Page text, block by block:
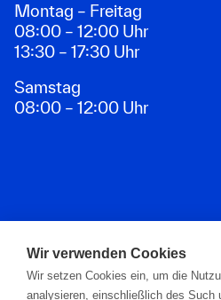
Montag – Freitag
08:00 – 12:00 Uhr
13:30 – 17:30 Uhr
Samstag
08:00 – 12:00 Uhr
Zahlungsarten
Wir verwenden Cookies
Wir setzen Cookies ein, um die
analysieren, einschließlich des Such